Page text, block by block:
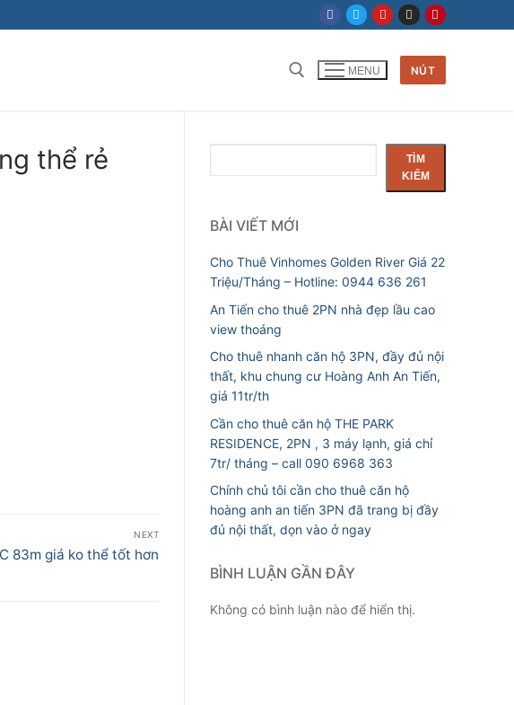
MENU NÚT
thể rẻ
NEXT
83m giá ko thể tốt hơn
kiếm
TÌM
KIẾM
BÀI VIẾT MỚI
Cho Thuê Vinhomes Golden River Giá 22
Triệu/Tháng – Hotline: 0944 636 261
An Tiến cho thuê 2PN nhà đẹp lầu cao
view thoáng
Cho thuê nhanh căn hộ 3PN, đầy đủ nội
thất, khu chung cư Hoàng Anh An Tiến,
giá 11tr/th
Cần cho thuê căn hộ THE PARK
RESIDENCE, 2PN , 3 máy lạnh, giá chỉ
7tr/ tháng – call 090 6968 363
Chính chủ tôi cần cho thuê căn hộ
hoàng anh an tiến 3PN đã trang bị đầy
đủ nội thất, dọn vào ở ngay
BÌNH LUẬN GẦN ĐÂY
Không có bình luận nào để hiển thị.